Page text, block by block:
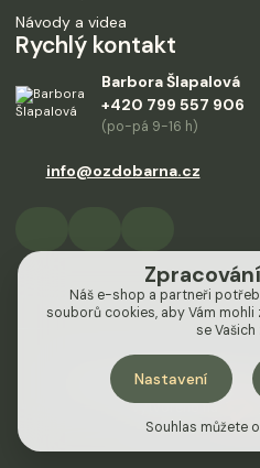
Návody a videa
Rychlý kontakt
Barbora Šlapalová
+420 799 557 906
(po-pá 9-16 h)
info@ozdobarna.cz
Design od Empiredesign
Vytvořeno na
Náš e-shop a partneři
souborů cookies, aby Vám
se Vašich
Nastavení
Souhlas můžete